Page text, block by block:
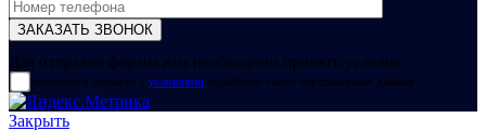
Для отправки формы вам необходимо принять условия:
прочитал и согласен с условиями обработки своих персональных данных
Закрыть